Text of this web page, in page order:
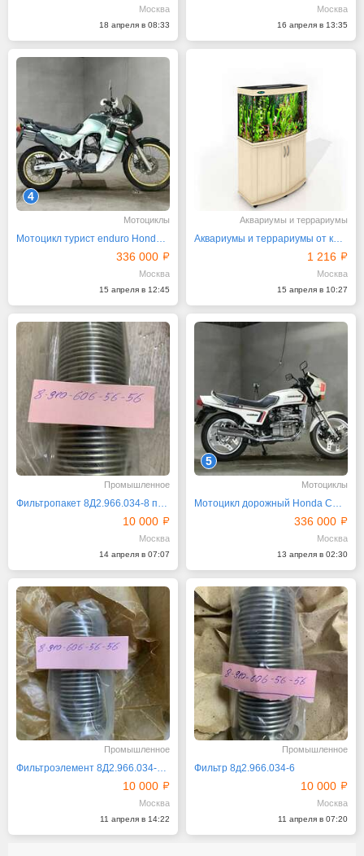
Москва
18 апреля в 08:33
Москва
16 апреля в 13:35
4
Мотоциклы
Мотоцикл турист enduro Honda Transalp 400V (XL400V)
336 000
Москва
15 апреля в 12:45
Аквариумы и террариумы
Аквариумы и террариумы от компании «ЗелАква»
1 216
Москва
15 апреля в 10:27
Промышленное
Фильтропакет 8Д2.966.034-8 продам
10 000
Москва
14 апреля в 07:07
5
Мотоциклы
Мотоцикл дорожный Honda CX400 Euro рама NC08
336 000
Москва
13 апреля в 02:30
Промышленное
Фильтроэлемент 8Д2.966.034-4 продам
10 000
Москва
11 апреля в 14:22
Промышленное
Фильтр 8д2.966.034-6
10 000
Москва
11 апреля в 07:20